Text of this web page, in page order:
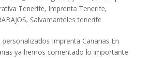
Tenerife, Imprenta Tenerife,
, Salvamanteles tenerife
personalizados Imprenta Canarias En
ya hemos comentado lo importante